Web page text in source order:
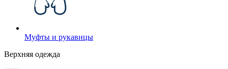
Муфты и рукавицы
Верхняя одежда